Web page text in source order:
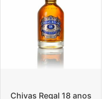
Chivas Regal 18 anos